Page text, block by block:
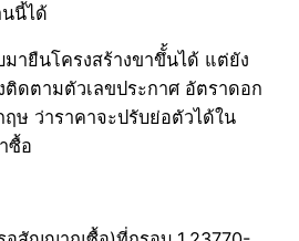
นี้ได้
มายืนโครงสร้างขาขึั้นได้ แต่ยัง
ดตามตัวเลขประกาศ อัตราดอก
ฤษ ว่าราคาจะปรับย่อตัวได้ใน
ซื้อ